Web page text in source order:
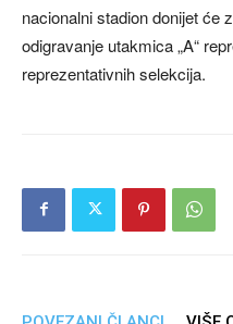
nacionalni stadion donijet će
odigravanje utakmica „A“
reprezentativnih selekcija.